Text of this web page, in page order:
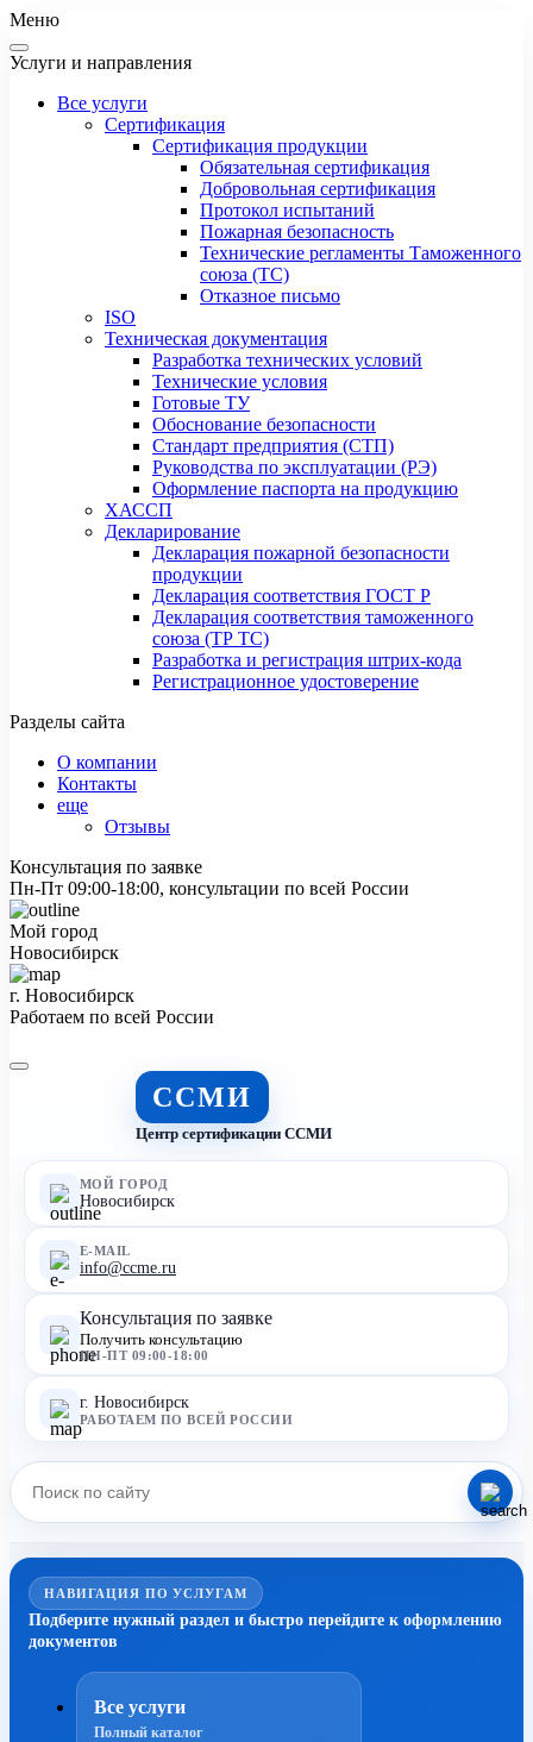
Меню
Услуги и направления
Все услуги
Сертификация
Сертификация продукции
Обязательная сертификация
Добровольная сертификация
Протокол испытаний
Пожарная безопасность
Технические регламенты Таможенного
союза (ТС)
Отказное письмо
ISO
Техническая документация
Разработка технических условий
Технические условия
Готовые ТУ
Обоснование безопасности
Стандарт предприятия (СТП)
Руководства по эксплуатации (РЭ)
Оформление паспорта на продукцию
ХАССП
Декларирование
Декларация пожарной безопасности
продукции
Декларация соответствия ГОСТ Р
Декларация соответствия таможенного
союза (ТР ТС)
Разработка и регистрация штрих-кода
Регистрационное удостоверение
Разделы сайта
О компании
Контакты
еще
Отзывы
Консультация по заявке
Пн-Пт 09:00-18:00, консультации по всей России
Мой город
Новосибирск
г. Новосибирск
Работаем по всей России
ССМИ
Центр сертификации ССМИ
МОЙ ГОРОД
Новосибирск
E-MAIL
info@ccme.ru
Консультация по заявке
Получить консультацию
ПН-ПТ 09:00-18:00
г. Новосибирск
РАБОТАЕМ ПО ВСЕЙ РОССИИ
НАВИГАЦИЯ ПО УСЛУГАМ
Подберите нужный раздел и быстро перейдите к оформлению
документов
Все услуги
Полный каталог